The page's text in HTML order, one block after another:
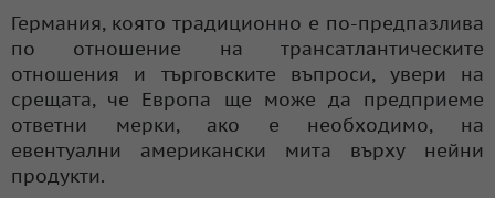
Германия, която традиционно е по-предпазлива
по отношение на трансатлантическите
отношения и търговските въпроси, увери на
срещата, че Европа ще може да предприеме
ответни мерки, ако е необходимо, на
евентуални американски мита върху нейни
продукти.